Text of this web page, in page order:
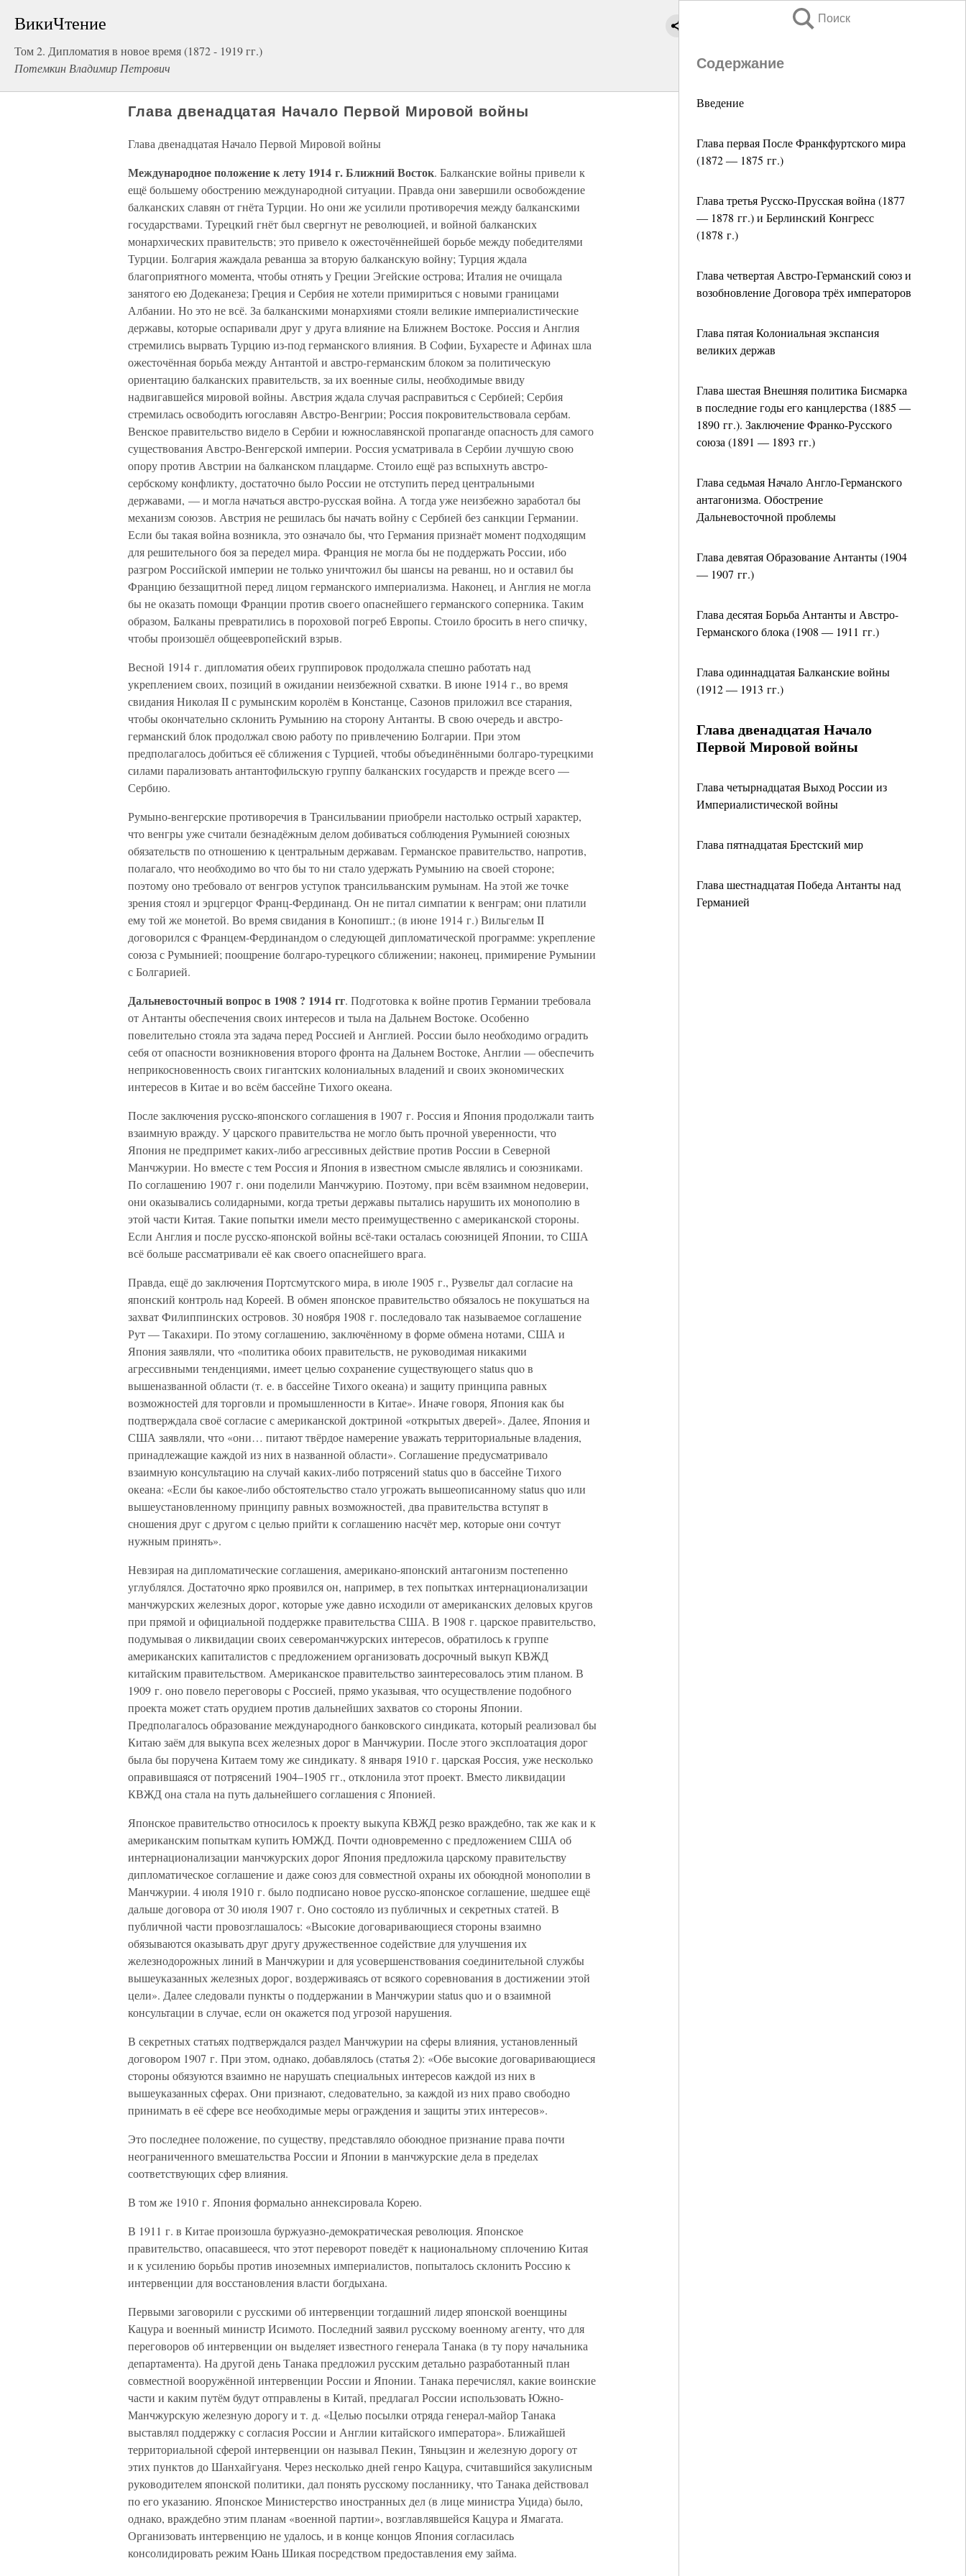
ВикиЧтение
Том 2. Дипломатия в новое время (1872 - 1919 гг.)
Потемкин Владимир Петрович
Поиск
Содержание
Введение
Глава первая После Франкфуртского мира
(1872 ― 1875 гг.)
Глава третья Русско-Прусская война (1877
― 1878 гг.) и Берлинский Конгресс
(1878 г.)
Глава четвертая Австро-Германский союз и
возобновление Договора трёх императоров
Глава пятая Колониальная экспансия
великих держав
Глава шестая Внешняя политика Бисмарка
в последние годы его канцлерства (1885 ―
1890 гг.). Заключение Франко-Русского
союза (1891 ― 1893 гг.)
Глава седьмая Начало Англо-Германского
антагонизма. Обострение
Дальневосточной проблемы
Глава девятая Образование Антанты (1904
― 1907 гг.)
Глава десятая Борьба Антанты и Австро-
Германского блока (1908 ― 1911 гг.)
Глава одиннадцатая Балканские войны
(1912 ― 1913 гг.)
Глава двенадцатая Начало
Первой Мировой войны
Глава четырнадцатая Выход России из
Империалистической войны
Глава пятнадцатая Брестский мир
Глава шестнадцатая Победа Антанты над
Германией
Глава двенадцатая Начало Первой Мировой войны
Глава двенадцатая Начало Первой Мировой войны
Международное положение к лету 1914 г. Ближний Восток. Балканские войны привели к
ещё большему обострению международной ситуации. Правда они завершили освобождение
балканских славян от гнёта Турции. Но они же усилили противоречия между балканскими
государствами. Турецкий гнёт был свергнут не революцией, и войной балканских
монархических правительств; это привело к ожесточённейшей борьбе между победителями
Турции. Болгария жаждала реванша за вторую балканскую войну; Турция ждала
благоприятного момента, чтобы отнять у Греции Эгейские острова; Италия не очищала
занятого ею Додеканеза; Греция и Сербия не хотели примириться с новыми границами
Албании. Но это не всё. За балканскими монархиями стояли великие империалистические
державы, которые оспаривали друг у друга влияние на Ближнем Востоке. Россия и Англия
стремились вырвать Турцию из-под германского влияния. В Софии, Бухаресте и Афинах шла
ожесточённая борьба между Антантой и австро-германским блоком за политическую
ориентацию балканских правительств, за их военные силы, необходимые ввиду
надвигавшейся мировой войны. Австрия ждала случая расправиться с Сербией; Сербия
стремилась освободить югославян Австро-Венгрии; Россия покровительствовала сербам.
Венское правительство видело в Сербии и южнославянской пропаганде опасность для самого
существования Австро-Венгерской империи. Россия усматривала в Сербии лучшую свою
опору против Австрии на балканском плацдарме. Стоило ещё раз вспыхнуть австро-
сербскому конфликту, достаточно было России не отступить перед центральными
державами, — и могла начаться австро-русская война. А тогда уже неизбежно заработал бы
механизм союзов. Австрия не решилась бы начать войну с Сербией без санкции Германии.
Если бы такая война возникла, это означало бы, что Германия признаёт момент подходящим
для решительного боя за передел мира. Франция не могла бы не поддержать России, ибо
разгром Российской империи не только уничтожил бы шансы на реванш, но и оставил бы
Францию беззащитной перед лицом германского империализма. Наконец, и Англия не могла
бы не оказать помощи Франции против своего опаснейшего германского соперника. Таким
образом, Балканы превратились в пороховой погреб Европы. Стоило бросить в него спичку,
чтобы произошёл общеевропейский взрыв.
Весной 1914 г. дипломатия обеих группировок продолжала спешно работать над
укреплением своих, позиций в ожидании неизбежной схватки. В июне 1914 г., во время
свидания Николая II с румынским королём в Констанце, Сазонов приложил все старания,
чтобы окончательно склонить Румынию на сторону Антанты. В свою очередь и австро-
германский блок продолжал свою работу по привлечению Болгарии. При этом
предполагалось добиться её сближения с Турцией, чтобы объединёнными болгаро-турецкими
силами парализовать антантофильскую группу балканских государств и прежде всего —
Сербию.
Румыно-венгерские противоречия в Трансильвании приобрели настолько острый характер,
что венгры уже считали безнадёжным делом добиваться соблюдения Румынией союзных
обязательств по отношению к центральным державам. Германское правительство, напротив,
полагало, что необходимо во что бы то ни стало удержать Румынию на своей стороне;
поэтому оно требовало от венгров уступок трансильванским румынам. На этой же точке
зрения стоял и эрцгерцог Франц-Фердинанд. Он не питал симпатии к венграм; они платили
ему той же монетой. Во время свидания в Конопишт.; (в июне 1914 г.) Вильгельм II
договорился с Францем-Фердинандом о следующей дипломатической программе: укрепление
союза с Румынией; поощрение болгаро-турецкого сближении; наконец, примирение Румынии
с Болгарией.
Дальневосточный вопрос в 1908 ? 1914 гг. Подготовка к войне против Германии требовала
от Антанты обеспечения своих интересов и тыла на Дальнем Востоке. Особенно
повелительно стояла эта задача перед Россией и Англией. России было необходимо оградить
себя от опасности возникновения второго фронта на Дальнем Востоке, Англии — обеспечить
неприкосновенность своих гигантских колониальных владений и своих экономических
интересов в Китае и во всём бассейне Тихого океана.
После заключения русско-японского соглашения в 1907 г. Россия и Япония продолжали таить
взаимную вражду. У царского правительства не могло быть прочной уверенности, что
Япония не предпримет каких-либо агрессивных действие против России в Северной
Манчжурии. Но вместе с тем Россия и Япония в известном смысле являлись и союзниками.
По соглашению 1907 г. они поделили Манчжурию. Поэтому, при всём взаимном недоверии,
они оказывались солидарными, когда третьи державы пытались нарушить их монополию в
этой части Китая. Такие попытки имели место преимущественно с американской стороны.
Если Англия и после русско-японской войны всё-таки осталась союзницей Японии, то США
всё больше рассматривали её как своего опаснейшего врага.
Правда, ещё до заключения Портсмутского мира, в июле 1905 г., Рузвельт дал согласие на
японский контроль над Кореей. В обмен японское правительство обязалось не покушаться на
захват Филиппинских островов. 30 ноября 1908 г. последовало так называемое соглашение
Рут — Такахири. По этому соглашению, заключённому в форме обмена нотами, США и
Япония заявляли, что «политика обоих правительств, не руководимая никакими
агрессивными тенденциями, имеет целью сохранение существующего status quo в
вышеназванной области (т. е. в бассейне Тихого океана) и защиту принципа равных
возможностей для торговли и промышленности в Китае». Иначе говоря, Япония как бы
подтверждала своё согласие с американской доктриной «открытых дверей». Далее, Япония и
США заявляли, что «они… питают твёрдое намерение уважать территориальные владения,
принадлежащие каждой из них в названной области». Соглашение предусматривало
взаимную консультацию на случай каких-либо потрясений status quo в бассейне Тихого
океана: «Если бы какое-либо обстоятельство стало угрожать вышеописанному status quo или
вышеустановленному принципу равных возможностей, два правительства вступят в
сношения друг с другом с целью прийти к соглашению насчёт мер, которые они сочтут
нужным принять».
Невзирая на дипломатические соглашения, американо-японский антагонизм постепенно
углублялся. Достаточно ярко проявился он, например, в тех попытках интернационализации
манчжурских железных дорог, которые уже давно исходили от американских деловых кругов
при прямой и официальной поддержке правительства США. В 1908 г. царское правительство,
подумывая о ликвидации своих североманчжурских интересов, обратилось к группе
американских капиталистов с предложением организовать досрочный выкуп КВЖД
китайским правительством. Американское правительство заинтересовалось этим планом. В
1909 г. оно повело переговоры с Россией, прямо указывая, что осуществление подобного
проекта может стать орудием против дальнейших захватов со стороны Японии.
Предполагалось образование международного банковского синдиката, который реализовал бы
Китаю заём для выкупа всех железных дорог в Манчжурии. После этого эксплоатация дорог
была бы поручена Китаем тому же синдикату. 8 января 1910 г. царская Россия, уже несколько
оправившаяся от потрясений 1904–1905 гг., отклонила этот проект. Вместо ликвидации
КВЖД она стала на путь дальнейшего соглашения с Японией.
Японское правительство относилось к проекту выкупа КВЖД резко враждебно, так же как и к
американским попыткам купить ЮМЖД. Почти одновременно с предложением США об
интернационализации манчжурских дорог Япония предложила царскому правительству
дипломатическое соглашение и даже союз для совместной охраны их обоюдной монополии в
Манчжурии. 4 июля 1910 г. было подписано новое русско-японское соглашение, шедшее ещё
дальше договора от 30 июля 1907 г. Оно состояло из публичных и секретных статей. В
публичной части провозглашалось: «Высокие договаривающиеся стороны взаимно
обязываются оказывать друг другу дружественное содействие для улучшения их
железнодорожных линий в Манчжурии и для усовершенствования соединительной службы
вышеуказанных железных дорог, воздерживаясь от всякого соревнования в достижении этой
цели». Далее следовали пункты о поддержании в Манчжурии status quo и о взаимной
консультации в случае, если он окажется под угрозой нарушения.
В секретных статьях подтверждался раздел Манчжурии на сферы влияния, установленный
договором 1907 г. При этом, однако, добавлялось (статья 2): «Обе высокие договаривающиеся
стороны обязуются взаимно не нарушать специальных интересов каждой из них в
вышеуказанных сферах. Они признают, следовательно, за каждой из них право свободно
принимать в её сфере все необходимые меры ограждения и защиты этих интересов».
Это последнее положение, по существу, представляло обоюдное признание права почти
неограниченного вмешательства России и Японии в манчжурские дела в пределах
соответствующих сфер влияния.
В том же 1910 г. Япония формально аннексировала Корею.
В 1911 г. в Китае произошла буржуазно-демократическая революция. Японское
правительство, опасавшееся, что этот переворот поведёт к национальному сплочению Китая
и к усилению борьбы против иноземных империалистов, попыталось склонить Россию к
интервенции для восстановления власти богдыхана.
Первыми заговорили с русскими об интервенции тогдашний лидер японской военщины
Кацура и военный министр Исимото. Последний заявил русскому военному агенту, что для
переговоров об интервенции он выделяет известного генерала Танака (в ту пору начальника
департамента). На другой день Танака предложил русским детально разработанный план
совместной вооружённой интервенции России и Японии. Танака перечислял, какие воинские
части и каким путём будут отправлены в Китай, предлагал России использовать Южно-
Манчжурскую железную дорогу и т. д. «Целью посылки отряда генерал-майор Танака
выставлял поддержку с согласия России и Англии китайского императора». Ближайшей
территориальной сферой интервенции он называл Пекин, Тяньцзин и железную дорогу от
этих пунктов до Шанхайгуаня. Через несколько дней генро Кацура, считавшийся закулисным
руководителем японской политики, дал понять русскому посланнику, что Танака действовал
по его указанию. Японское Министерство иностранных дел (в лице министра Уцида) было,
однако, враждебно этим планам «военной партии», возглавлявшейся Кацура и Ямагата.
Организовать интервенцию не удалось, и в конце концов Япония согласилась
консолидировать режим Юань Шикая посредством предоставления ему займа.